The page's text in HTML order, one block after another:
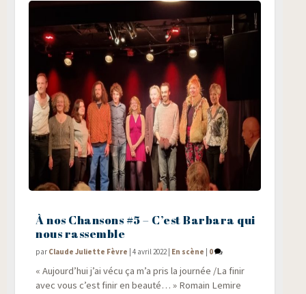
À nos Chansons #5 – C’est Barbara qui
nous rassemble
par Claude Juliette Fèvre |4 avril 2022 | En scène | 0
« Aujourd’hui j’ai vécu ça m’a pris la jour­née /​La finir
avec vous c’est finir en beau­té… » Romain Lemire